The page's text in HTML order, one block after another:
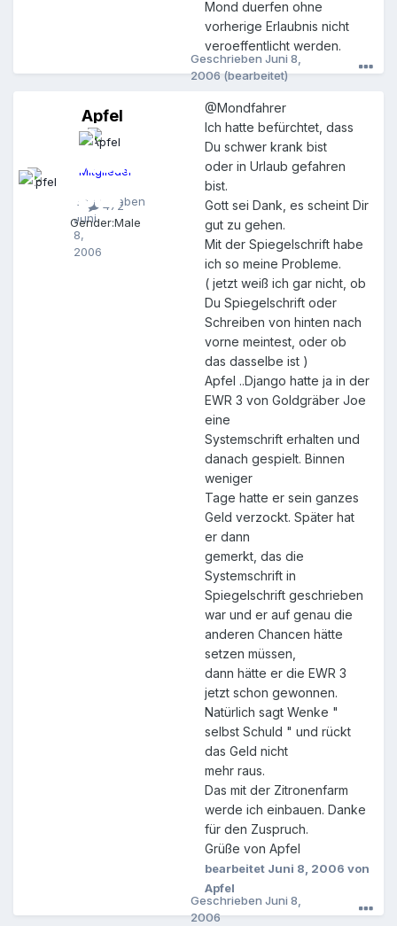
Mond duerfen ohne
vorherige Erlaubnis nicht
veroeffentlicht werden.
A
p
f
Geschrieben
Juni
8,
2006
Apfel
Mitglieder
472
Gender:Male
Geschrieben Juni 8,
2006(bearbeitet)
@Mondfahrer
Ich hatte befürchtet, dass
Du schwer krank bist
oder in Urlaub gefahren
bist.
Gott sei Dank, es scheint Dir
gut zu gehen.
Mit der Spiegelschrift habe
ich so meine Probleme.
( jetzt weiß ich gar nicht, ob
Du Spiegelschrift oder
Schreiben von hinten nach
vorne meintest, oder ob
das dasselbe ist )
Apfel ..Django hatte ja in der
EWR 3 von Goldgräber Joe
eine
Systemschrift erhalten und
danach gespielt. Binnen
weniger
Tage hatte er sein ganzes
Geld verzockt. Später hat
er dann
gemerkt, das die
Systemschrift in
Spiegelschrift geschrieben
war und er auf genau die
anderen Chancen hätte
setzen müssen,
dann hätte er die EWR 3
jetzt schon gewonnen.
Natürlich sagt Wenke "
selbst Schuld " und rückt
das Geld nicht
mehr raus.
Das mit der Zitronenfarm
werde ich einbauen. Danke
für den Zuspruch.
Grüße von Apfel
bearbeitet Juni 8, 2006 von
Apfel
Geschrieben Juni 8,
2006